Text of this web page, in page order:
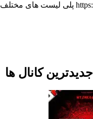
کانال آموزش زبان انگلیسی به سبک بامبو از مبتدی تا پیشرفته تمامی دروس از الفبا https://www.youtube.com/playlist list=PLfvO0lX1t_Wz3p5mkkEfoTWQ18OR5SNr1 پلی لیست های مختلف
جدیدترین کانال ها